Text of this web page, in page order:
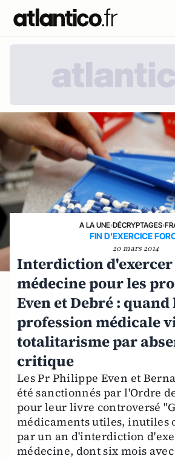
A LA UNE›DÉCRYPTAGES›
FIN D'EXERCICE
20 mars 2014
Interdiction
médecine pour les
Even et Debré : quand
profession médicale
totalitarisme par
critique
Les Pr Philippe Even et
été sanctionnés par l'Ordre
pour leur livre controversé
médicaments utiles, inutiles
par un an d'interdiction
médecine, dont six mois